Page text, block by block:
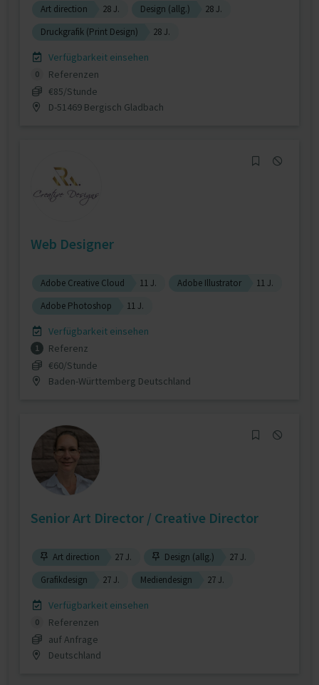
Art direction 28 J. Design (allg.)
28 J.
Druckgrafik (Print Design)
28 J.
Verfügbarkeit einsehen
0
Referenzen
€85/Stunde
D-51469 Bergisch Gladbach
Web Designer
Adobe Creative Cloud 11 J. Adobe Illustrator
11 J.
Adobe Photoshop
11 J.
Verfügbarkeit einsehen
1
Referenz
€60/Stunde
Baden-Württemberg Deutschland
Senior Art Director / Creative Director
Art direction 27 J. Design (allg.)
27 J.
Grafikdesign
27 J. Mediendesign 27 J.
Verfügbarkeit einsehen
0
Referenzen
auf Anfrage
Deutschland